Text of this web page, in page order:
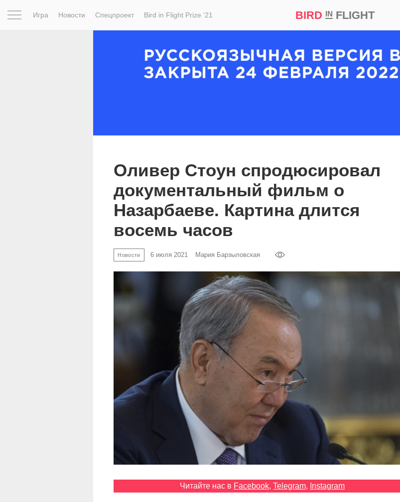
Игра Новости Спецпроект Bird in Flight Prize ‘21 BIRD INFLIGHT
Оливер Стоун спродюсировал
документальный фильм о
Назарбаеве. Картина длится
восемь часов
Новости 6 июля 2021 Мария Барзыловская
Читайте нас в Facebook, Telegram, Instagram